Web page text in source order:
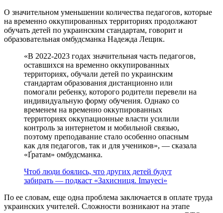
О значительном уменьшении количества педагогов, которые
на временно оккупированных территориях продолжают
обучать детей по украинским стандартам, говорит и
образовательная омбудсманка Надежда Лещик.
«В 2022-2023 годах значительная часть педагогов,
оставшихся на временно оккупированных
территориях, обучали детей по украинским
стандартам образования дистанционно или
помогали ребенку, которого родители перевели на
индивидуальную форму обучения. Однако со
временем на временно оккупированных
территориях оккупационные власти усилили
контроль за интернетом и мобильной связью,
поэтому преподавание стало особенно опасным
как для педагогов, так и для учеников», — сказала
«Ґратам» омбудсманка.
Чтоб люди боялись, что других детей будут
забирать — подкаст «Захисниця. Imayeci»
По ее словам, еще одна проблема заключается в оплате труда
украинских учителей. Сложности возникают на этапе